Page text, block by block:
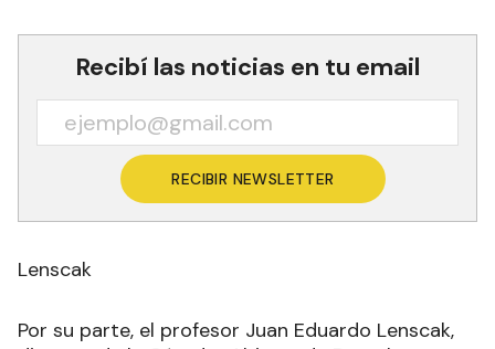
Recibí las noticias en tu email
RECIBIR NEWSLETTER
Lenscak
Por su parte, el profesor Juan Eduardo Lenscak,